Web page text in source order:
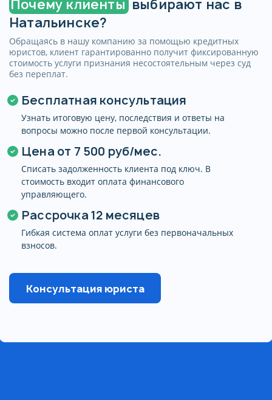
Почему клиенты выбирают нас в
Натальинске?
Обращаясь в нашу компанию за помощью кредитных
юристов, клиент гарантированно получит фиксированную
стоимость услуги признания несостоятельным через суд
без переплат.
Бесплатная консультация
Узнать итоговую цену, последствия и ответы на
вопросы можно после первой консультации.
Цена от 7 500 руб/мес.
Списать задолженность клиента под ключ. В
стоимость входит оплата финансового
управляющего.
Рассрочка 12 месяцев
Гибкая система оплат услуги без первоначальных
взносов.
Консультация юриста
или продолжении использования сайта
после появления сообщения о cookies) и
его отзыва.
Отозвать согласие можно, направив
соответствующее уведомление с пометкой
данных». Для связи используйте контактные
данные, указанные в разделе «Контакты».
персональных данных размещена на
странице: spisat-dolgi66.ru/politika-
konfidencialnosti